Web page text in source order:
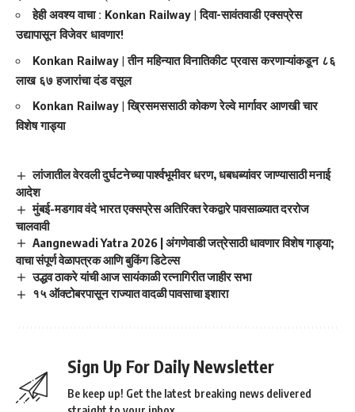
हेही अवश्य वाचा : Konkan Railway | दिवा-सावंतवाडी एक्सप्रेस
उद्यापासून विजेवर धावणार!
Konkan Railway | तीन महिन्यात विनातिकीट प्रवास करणाऱ्यांकडून ८६
लाख ६७ हजारांचा दंड वसूल
Konkan Railway | ख्रिसमससाठी कोकण रेल्वे मार्गावर आणखी चार
विशेष गाड्या
लांजातील वेरवली दुर्घटनेच्या पार्श्वभूमीवर धरण, धबधब्यांवर जाण्यासाठी मनाई
आदेश
मुंबई-मडगाव वंदे भारत एक्सप्रेस अतिरिक्त रेकद्वारे पावसाळ्यात दररोज
चालवावी
Aangnewadi Yatra 2026 | अंगणेवाडी जत्रेसाठी धावणार विशेष गाड्या;
वाचा संपूर्ण वेळापत्रक आणि बुकिंग डिटेल्स
उद्धव ठाकरे यांची आज सायंकाळी रत्नागिरीत जाहीर सभा
१५ ऑक्टोबरपासून राज्यात वादळी पावसाचा इशारा
Sign Up For Daily Newsletter
Be keep up! Get the latest breaking news delivered